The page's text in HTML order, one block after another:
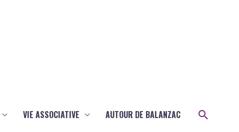
VIE ASSOCIATIVE AUTOUR DE BALANZAC